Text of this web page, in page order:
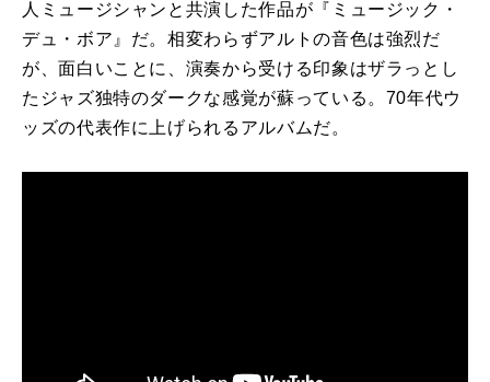
人ミュージシャンと共演した作品が『ミュージック・
デュ・ボア』だ。相変わらずアルトの音色は強烈だ
が、面白いことに、演奏から受ける印象はザラっとし
たジャズ独特のダークな感覚が蘇っている。 70年代ウ
ッズの代表作に上げられるアルバムだ。